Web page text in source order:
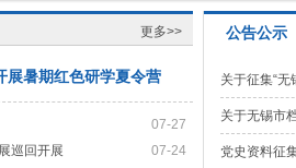
更多>>
展暑期红色研学夏令营
07-27
07-24
巡回开展
公告公示
关于征集“无
关于无锡市
党史资料征